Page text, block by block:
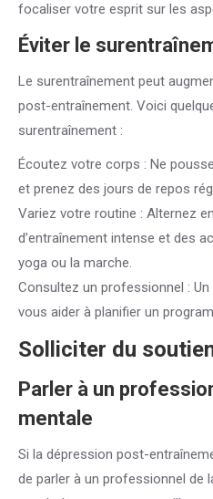
focaliser votre esprit sur les
Éviter le
Le surentraînement peut
post-entraînement. Voici
surentraînement :
Écoutez votre corps : Ne
et prenez des jours de repos
Variez votre routine : Alternez
d’entraînement intense et des
yoga ou la marche.
Consultez un professionnel :
vous aider à planifier un
Solliciter du
Parler à un
mentale
Si la dépression post-
de parler à un professionnel de